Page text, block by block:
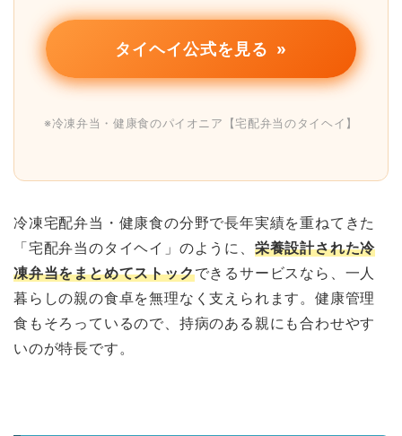
タイヘイ公式を見る
※冷凍弁当・健康食のパイオニア【宅配弁当のタイヘイ】
冷凍宅配弁当・健康食の分野で長年実績を重ねてきた
「宅配弁当のタイヘイ」のように、 栄養設計された冷
凍弁当をまとめてストックできるサービスなら、一人
暮らしの親の食卓を無理なく支えられます。健康管理
食もそろっているので、持病のある親にも合わせやす
いのが特長です。